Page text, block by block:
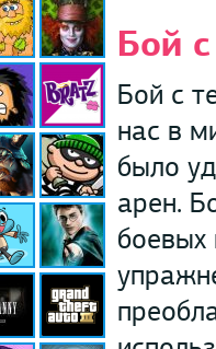
Бой
Бой с
нас в
было
арен.
боевых